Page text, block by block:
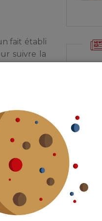
fait établi
suivre la
à la
clôt, des
cet